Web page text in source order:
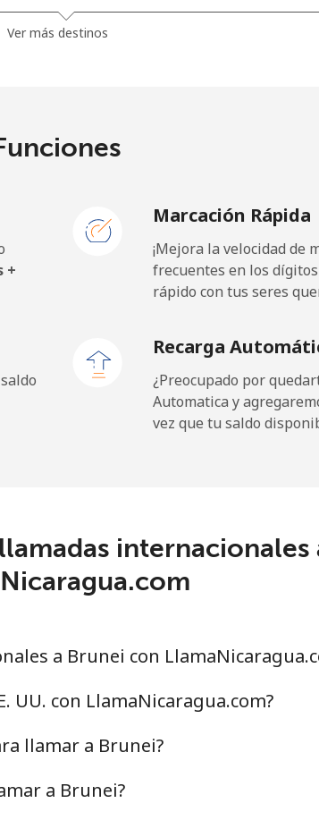
30 min por ⁦$10⁩
19 min por ⁦$10⁩
32 min por ⁦$10⁩
18 min por ⁦$10⁩
17 min por ⁦$10⁩
Ver más destinos
+
Marcación Rápida
¡Mejora la velocidad de
frecuentes en los
rápido con tus seres
Recarga
¿Preocupado por
Automatica y
vez que tu saldo
internacionales
a Brunei con
UU. con LlamaNicaragua.com?
llamar a Brunei?
a Brunei?